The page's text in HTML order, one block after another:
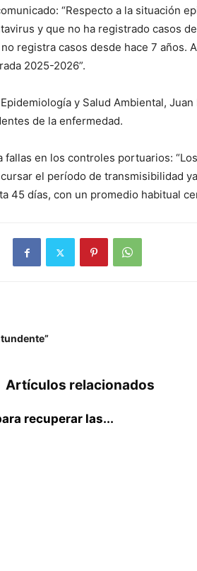
“Respecto a la situación
y que no ha registrado casos
registra casos desde hace 7
2025-2026”.
y Salud Ambiental,
de la enfermedad.
en los controles portuarios:
el período de transmisibilidad
días, con un promedio habitual
Artículos relacionados
recuperar las...